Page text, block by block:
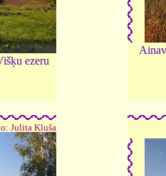
ezeru
Julita Kluša